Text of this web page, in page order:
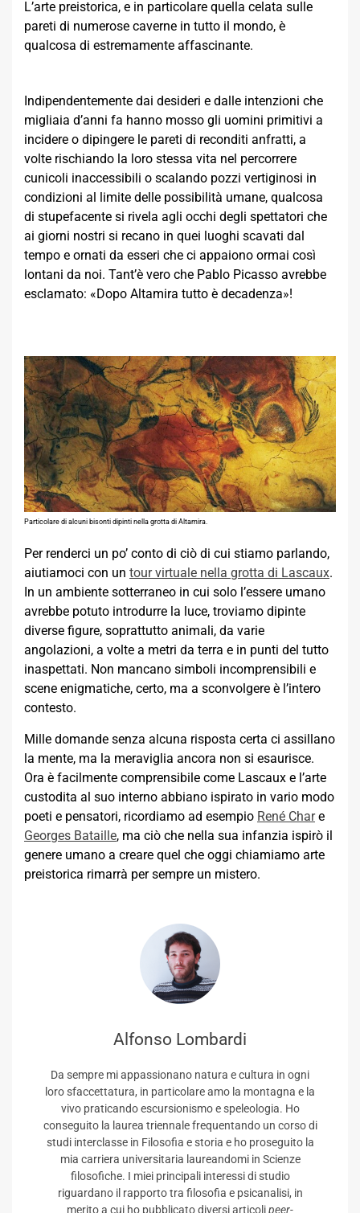
L’arte preistorica, e in particolare quella celata sulle
pareti di numerose caverne in tutto il mondo, è
qualcosa di estremamente affascinante.
Indipendentemente dai desideri e dalle intenzioni che
migliaia d’anni fa hanno mosso gli uomini primitivi a
incidere o dipingere le pareti di reconditi anfratti, a
volte rischiando la loro stessa vita nel percorrere
cunicoli inaccessibili o scalando pozzi vertiginosi in
condizioni al limite delle possibilità umane, qualcosa
di stupefacente si rivela agli occhi degli spettatori che
ai giorni nostri si recano in quei luoghi scavati dal
tempo e ornati da esseri che ci appaiono ormai così
lontani da noi. Tant’è vero che Pablo Picasso avrebbe
esclamato: «Dopo Altamira tutto è decadenza»!
Particolare di alcuni bisonti dipinti nella grotta di Altamira.
Per renderci un po’ conto di ciò di cui stiamo parlando,
aiutiamoci con un tour virtuale nella grotta di Lascaux.
In un ambiente sotterraneo in cui solo l’essere umano
avrebbe potuto introdurre la luce, troviamo dipinte
diverse figure, soprattutto animali, da varie
angolazioni, a volte a metri da terra e in punti del tutto
inaspettati. Non mancano simboli incomprensibili e
scene enigmatiche, certo, ma a sconvolgere è l’intero
contesto.
Mille domande senza alcuna risposta certa ci assillano
la mente, ma la meraviglia ancora non si esaurisce.
Ora è facilmente comprensibile come Lascaux e l’arte
custodita al suo interno abbiano ispirato in vario modo
poeti e pensatori, ricordiamo ad esempio René Chare
Georges Bataille, ma ciò che nella sua infanzia ispirò il
genere umano a creare quel che oggi chiamiamo arte
preistorica rimarrà per sempre un mistero.
Alfonso Lombardi
Da sempre mi appassionano natura e cultura in ogni
loro sfaccettatura, in particolare amo la montagna e la
vivo praticando escursionismo e speleologia. Ho
conseguito la laurea triennale frequentando un corso di
studi interclasse in Filosofia e storia e ho proseguito la
mia carriera universitaria laureandomi in Scienze
filosofiche. I miei principali interessi di studio
riguardano il rapporto tra filosofia e psicanalisi, in
merito a cui ho pubblicato diversi articolipeer-